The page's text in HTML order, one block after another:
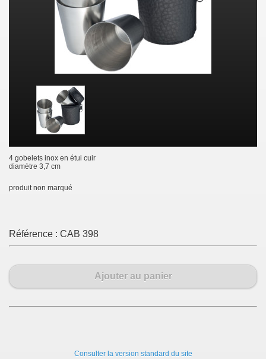
4 gobelets inox en étui cuir
diamètre 3,7 cm
produit non marqué
Référence : CAB 398
Ajouter au panier
Consulter la version standard du site